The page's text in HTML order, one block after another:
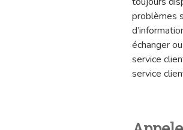
problèmes
échanger
service
service